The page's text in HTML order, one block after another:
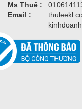
Ms Thuế :
Email :